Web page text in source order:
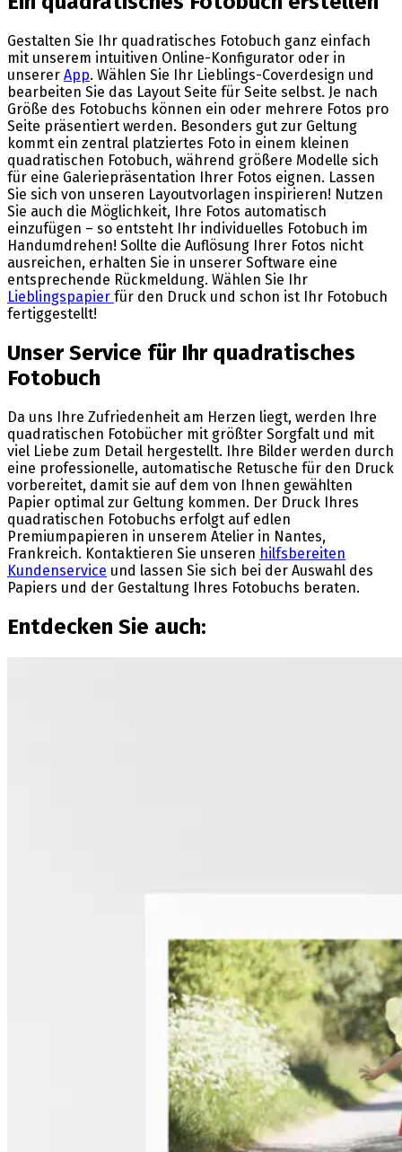
Gestalten Sie Ihr quadratisches Fotobuch ganz einfach
mit unserem intuitiven Online-Konfigurator oder in
unserer App. Wählen Sie Ihr Lieblings-Coverdesign und
bearbeiten Sie das Layout Seite für Seite selbst. Je nach
Größe des Fotobuchs können ein oder mehrere Fotos pro
Seite präsentiert werden. Besonders gut zur Geltung
kommt ein zentral platziertes Foto in einem kleinen
quadratischen Fotobuch, während größere Modelle sich
für eine Galeriepräsentation Ihrer Fotos eignen. Lassen
Sie sich von unseren Layoutvorlagen inspirieren! Nutzen
Sie auch die Möglichkeit, Ihre Fotos automatisch
einzufügen – so entsteht Ihr individuelles Fotobuch im
Handumdrehen! Sollte die Auflösung Ihrer Fotos nicht
ausreichen, erhalten Sie in unserer Software eine
entsprechende Rückmeldung. Wählen Sie Ihr
Lieblingspapier für den Druck und schon ist Ihr Fotobuch
fertiggestellt!
Unser Service für Ihr quadratisches
Fotobuch
Da uns Ihre Zufriedenheit am Herzen liegt, werden Ihre
quadratischen Fotobücher mit größter Sorgfalt und mit
viel Liebe zum Detail hergestellt. Ihre Bilder werden durch
eine professionelle, automatische Retusche für den Druck
vorbereitet, damit sie auf dem von Ihnen gewählten
Papier optimal zur Geltung kommen. Der Druck Ihres
quadratischen Fotobuchs erfolgt auf edlen
Premiumpapieren in unserem Atelier in Nantes,
Frankreich. Kontaktieren Sie unseren hilfsbereiten
Kundenservice und lassen Sie sich bei der Auswahl des
Papiers und der Gestaltung Ihres Fotobuchs beraten.
Entdecken Sie auch: